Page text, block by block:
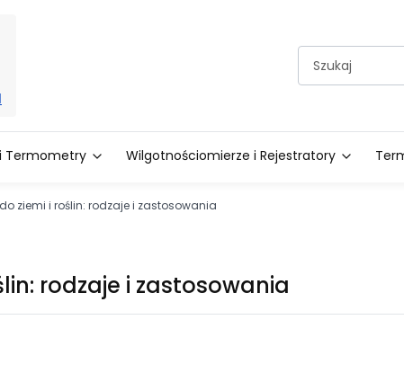
Termometry Wilgotnościomierze i Rejestratory
ziemi i roślin: rodzaje i zastosowania
rodzaje i zastosowania